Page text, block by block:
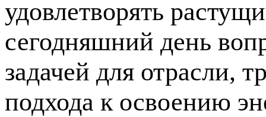
удовлетворять
сегодняшний день
задачей для отрасли,
подхода к освоению